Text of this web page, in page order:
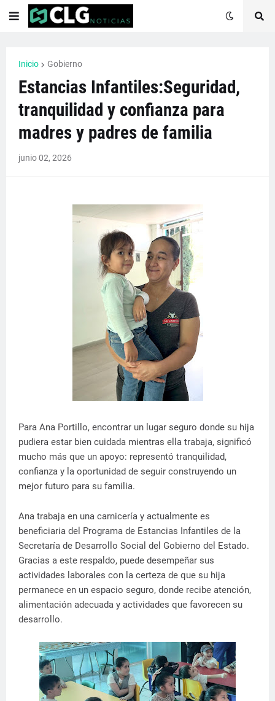
Inicio Gobierno
Estancias Infantiles:Seguridad,
tranquilidad y confianza para
madres y padres de familia
junio 02, 2026
Para Ana Portillo, encontrar un lugar seguro donde su hija
pudiera estar bien cuidada mientras ella trabaja, significó
mucho más que un apoyo: representó tranquilidad,
confianza y la oportunidad de seguir construyendo un
mejor futuro para su familia.
Ana trabaja en una carnicería y actualmente es
beneficiaria del Programa de Estancias Infantiles de la
Secretaría de Desarrollo Social del Gobierno del Estado.
Gracias a este respaldo, puede desempeñar sus
actividades laborales con la certeza de que su hija
permanece en un espacio seguro, donde recibe atención,
alimentación adecuada y actividades que favorecen su
desarrollo.